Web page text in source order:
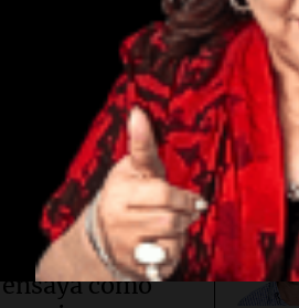
Conflicto en
Asia. Taiwán
ensaya cómo
Por
Por